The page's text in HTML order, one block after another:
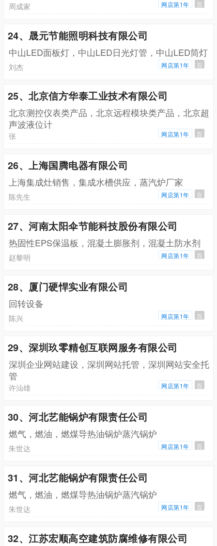
周成家 网店第1年 百
24、晟元节能照明科技有限公司
中山LED面板灯，中山LED日光灯管，中山LED筒灯
刘杰 网店第1年 百
25、北京信方华泰工业技术有限公司
北京测控仪表类产品，北京远程模块类产品，北京超
声波液位计
张 网店第1年 百
26、上海国腾电器有限公司
上海集成灶销售，集成水槽供应，蒸汽炉厂家
陈先生 网店第1年 百
27、河南太阳伞节能科技股份有限公司
热固性EPS保温板，混凝土膨胀剂，混凝土防水剂
赵黎明 网店第1年 百
28、厦门硬悍实业有限公司
回转设备
陈兴 网店第1年 百
29、深圳玖零精创互联网服务有限公司
深圳企业网站建设，深圳网站托管，深圳网站安全托
管
许汕雄 网店第1年 百
30、河北艺能锅炉有限责任公司
燃气，燃油，燃煤导热油锅炉蒸汽锅炉
朱世达 网店第1年 百
31、河北艺能锅炉有限责任公司
燃气，燃油，燃煤导热油锅炉蒸汽锅炉
朱世达 网店第1年 百
32、江苏宏顺高空建筑防腐维修有限公司